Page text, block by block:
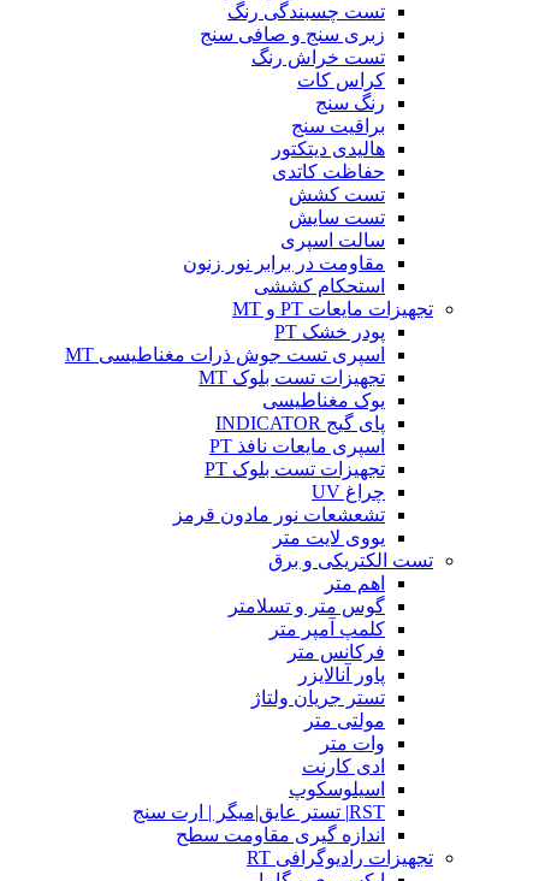
تست چسبندگی رنگ
زبری سنج و صافی سنج
تست خراش رنگ
کراس کات
رنگ سنج
براقیت سنج
هالیدی دیتکتور
حفاظت کاتدی
تست کشش
تست سایش
سالت اسپری
مقاومت در برابر نور زنون
استحکام کششی
تجهیزات مایعات PT و MT
پودر خشک PT
اسپری تست جوش ذرات مغناطیسی MT
تجهیزات تست بلوک MT
یوک مغناطیسی
پای گیج INDICATOR
اسپری مایعات نافذ PT
تجهیزات تست بلوک PT
چراغ UV
تشعشعات نور مادون قرمز
یووی لایت متر
تست الکتریکی و برق
اهم متر
گوس متر و تسلامتر
کلمپ آمپر متر
فرکانس متر
پاور آنالایزر
تستر جریان ولتاژ
مولتی متر
وات متر
ادی کارنت
اسیلوسکوپ
RST| تستر عایق|میگر | ارت سنج
اندازه گیری مقاومت سطح
تجهیزات رادیوگرافی RT